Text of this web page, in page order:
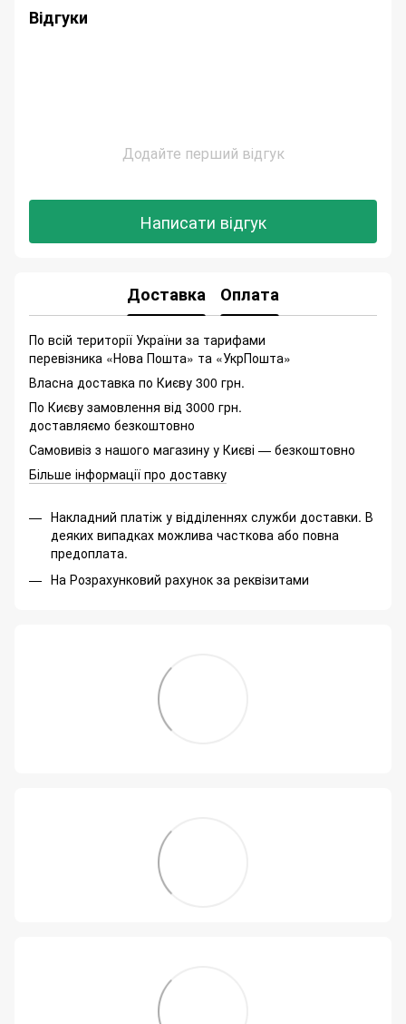
Відгуки
Додайте перший відгук
Написати відгук
Доставка Оплата
По всій території України за тарифами
перевізника «Нова Пошта» та «УкрПошта»
Власна доставка по Києву 300 грн.
По Києву замовлення від 3000 грн.
доставляємо безкоштовно
Самовивіз з нашого магазину у Києві — безкоштовно
Більше інформації про доставку
Накладний платіж у відділеннях служби доставки. В
деяких випадках можлива часткова або повна
предоплата.
На Розрахунковий рахунок за реквізитами